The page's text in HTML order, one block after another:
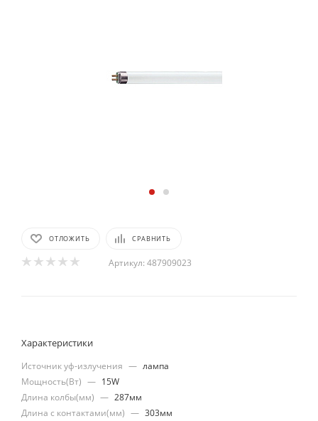
ОТЛОЖИТЬ СРАВНИТЬ
Артикул: 487909023
Характеристики
Источник уф-излучения — лампа
Мощность(Вт) — 15W
Длина колбы(мм) — 287мм
Длина с контактами(мм) — 303мм